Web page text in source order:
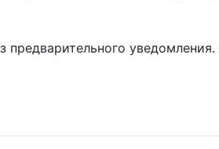
уведомления.